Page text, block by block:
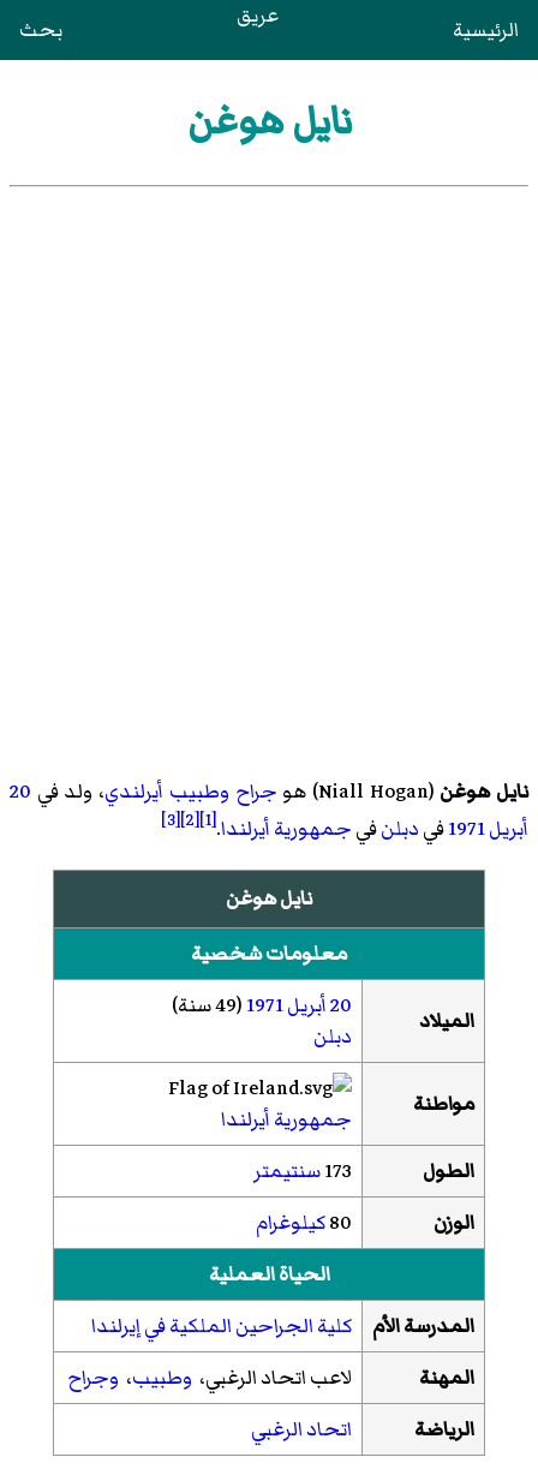
الرئيسية عريق بحث
نايل هوغن
نايل هوغن (
Niall Hogan)‏ هو جراح وطبيب أيرلندي، ولد في 20
أبريل1971فيدبلنفيجمهورية أيرلندا.
[1]
[2]
[3]
نايل هوغن
معلومات شخصية
الميلاد 20 أبريل 1971(49 سنة)
دبلن
مواطنة
جمهورية أيرلندا
الطول
173سنتيمتر
الوزن
80كيلوغرام
الحياة العملية
المدرسة الأم
كلية الجراحين الملكية في إيرلندا
المهنة
لاعب اتحاد الرغبي، وطبيب، وجراح
الرياضة
اتحاد الرغبي